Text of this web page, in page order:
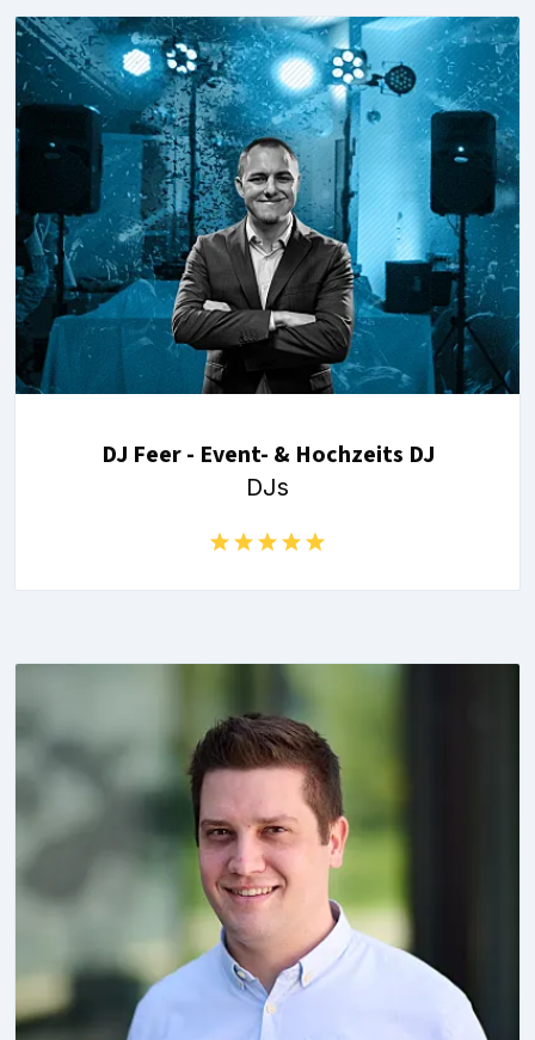
DJ Feer - Event- & Hochzeits DJ
DJs